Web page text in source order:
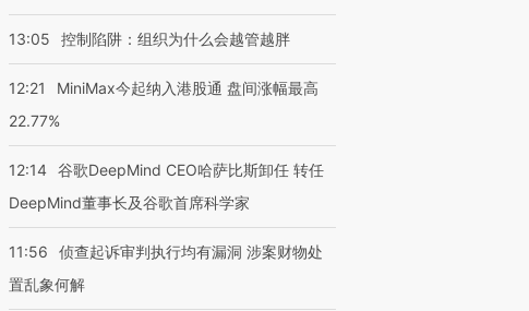
13:05 控制陷阱：组织为什么会越管越胖
12:21
MiniMax今起纳入港股通 盘间涨幅最高
22.77%
12:14 谷歌DeepMind CEO哈萨比斯卸任 转任
DeepMind董事长及谷歌首席科学家
11:56
侦查起诉审判执行均有漏洞 涉案财物处
置乱象何解